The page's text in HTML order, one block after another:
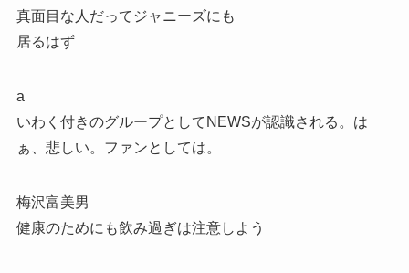
真面目な人だってジャニーズにも
居るはず
a
いわく付きのグループとしてNEWSが認識される。は
ぁ、悲しい。ファンとしては。
梅沢富美男
健康のためにも飲み過ぎは注意しよう